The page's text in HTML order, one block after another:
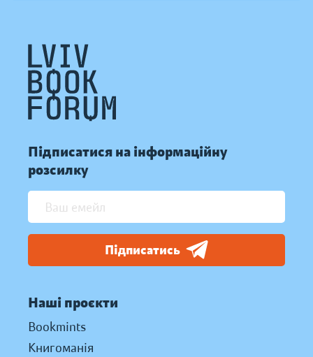
Підписатися на інформаційну
розсилку
Підписатись
Наші проєкти
Bookmints
Книгоманія